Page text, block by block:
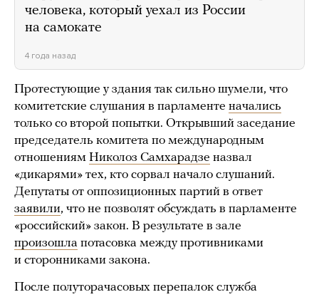
человека, который уехал из России
на самокате
4 года назад
Протестующие у здания так сильно шумели, что
комитетские слушания в парламенте начались
только со второй попытки. Открывший заседание
председатель комитета по международным
отношениям Николоз Самхарадзе назвал
«дикарями» тех, кто сорвал начало слушаний.
Депутаты от оппозиционных партий в ответ
заявили, что не позволят обсуждать в парламенте
«российский» закон. В результате в зале
произошла потасовка между противниками
и сторонниками закона.
После полуторачасовых перепалок служба